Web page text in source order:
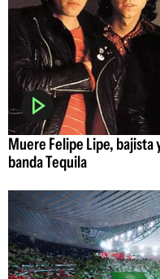
Muere Felipe Lipe,
banda Tequila